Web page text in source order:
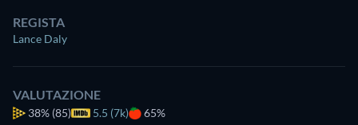
REGISTA
Lance Daly
VALUTAZIONE
38% (85) 5.5 (7k) 65%